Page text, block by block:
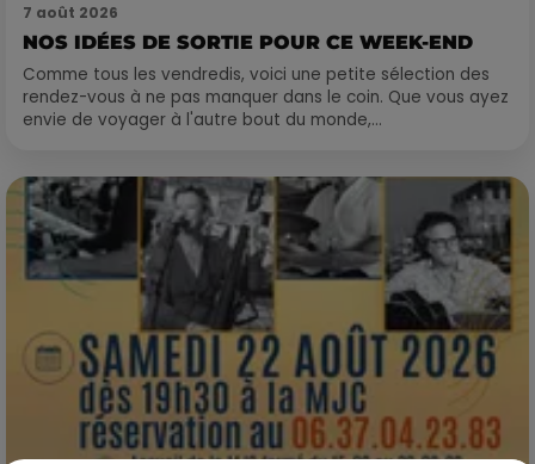
7 août 2026
NOS IDÉES DE SORTIE POUR CE WEEK-END
Comme tous les vendredis, voici une petite sélection des
rendez-vous à ne pas manquer dans le coin. Que vous ayez
envie de voyager à l'autre bout du monde,...